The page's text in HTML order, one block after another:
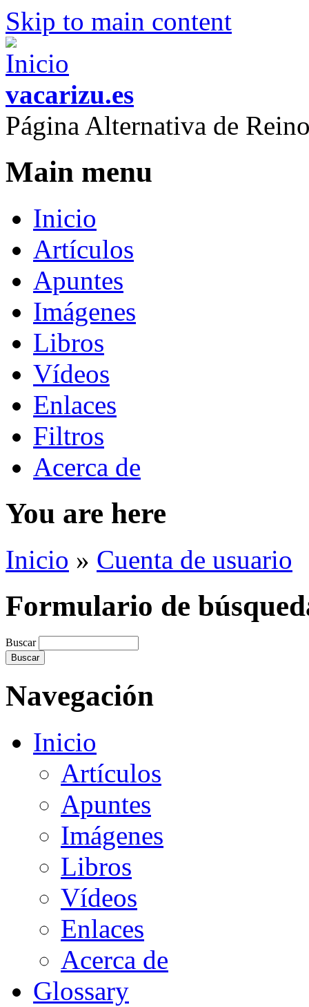
Skip to main content
vacarizu.es
Página Alternativa de
Main menu
Inicio
Artículos
Apuntes
Imágenes
Libros
Vídeos
Enlaces
Filtros
Acerca de
You are here
Inicio » Cuenta de usuario
Formulario de
Buscar
Navegación
Inicio
Artículos
Apuntes
Imágenes
Libros
Vídeos
Enlaces
Acerca de
Glossary